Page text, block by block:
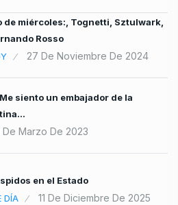
de miércoles:, Tognetti, Sztulwark,
Rosso
27 De Noviembre De 2024
siento un embajador de la
De Marzo De 2023
en el Estado
DÍA
11 De Diciembre De 2025